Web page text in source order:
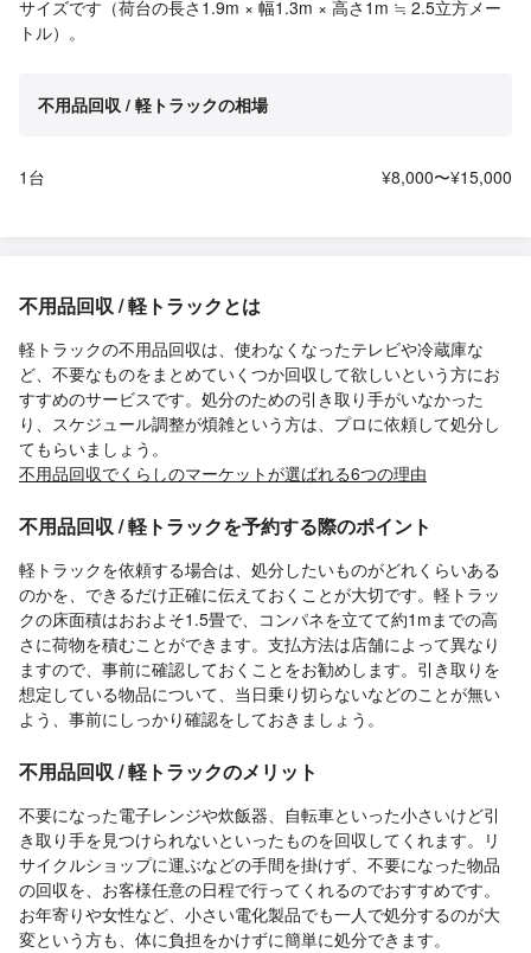
サイズです（荷台の長さ1.9m × 幅1.3m × 高さ1m ≒ 2.5立方メー
トル）。
不用品回収 / 軽トラックの相場
1台 ¥8,000〜¥15,000
不用品回収 / 軽トラックとは
軽トラックの不用品回収は、使わなくなったテレビや冷蔵庫な
ど、不要なものをまとめていくつか回収して欲しいという方にお
すすめのサービスです。処分のための引き取り手がいなかった
り、スケジュール調整が煩雑という方は、プロに依頼して処分し
てもらいましょう。
不用品回収でくらしのマーケットが選ばれる6つの理由
不用品回収 / 軽トラックを予約する際のポイント
軽トラックを依頼する場合は、処分したいものがどれくらいある
のかを、できるだけ正確に伝えておくことが大切です。軽トラッ
クの床面積はおおよそ1.5畳で、コンパネを立てて約1mまでの高
さに荷物を積むことができます。支払方法は店舗によって異なり
ますので、事前に確認しておくことをお勧めします。引き取りを
想定している物品について、当日乗り切らないなどのことが無い
よう、事前にしっかり確認をしておきましょう。
不用品回収 / 軽トラックのメリット
不要になった電子レンジや炊飯器、自転車といった小さいけど引
き取り手を見つけられないといったものを回収してくれます。リ
サイクルショップに運ぶなどの手間を掛けず、不要になった物品
の回収を、お客様任意の日程で行ってくれるのでおすすめです。
お年寄りや女性など、小さい電化製品でも一人で処分するのが大
変という方も、体に負担をかけずに簡単に処分できます。